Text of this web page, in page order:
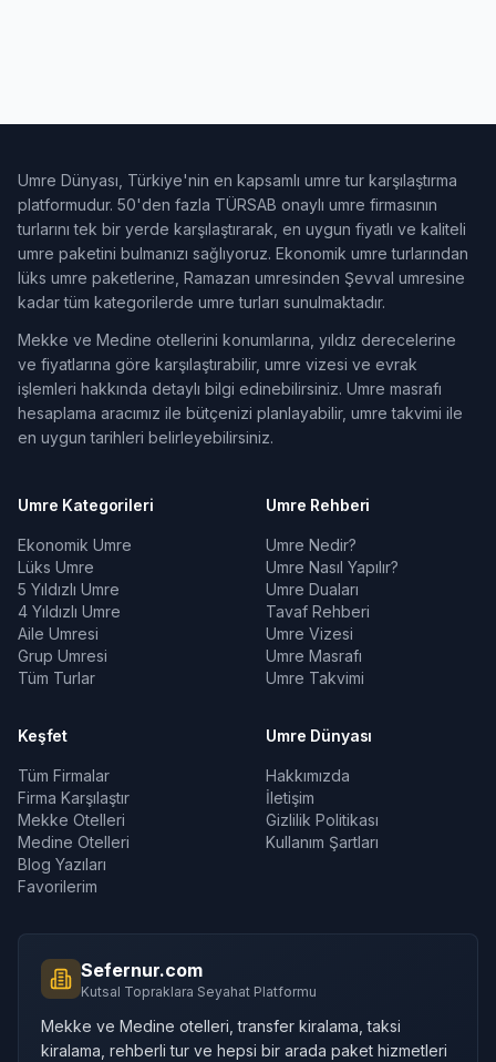
Umre Dünyası, Türkiye'nin en kapsamlı umre tur karşılaştırma
platformudur. 50'den fazla TÜRSAB onaylı umre firmasının
turlarını tek bir yerde karşılaştırarak, en uygun fiyatlı ve kaliteli
umre paketini bulmanızı sağlıyoruz. Ekonomik umre turlarından
lüks umre paketlerine, Ramazan umresinden Şevval umresine
kadar tüm kategorilerde umre turları sunulmaktadır.
Mekke ve Medine otellerini konumlarına, yıldız derecelerine
ve fiyatlarına göre karşılaştırabilir, umre vizesi ve evrak
işlemleri hakkında detaylı bilgi edinebilirsiniz. Umre masrafı
hesaplama aracımız ile bütçenizi planlayabilir, umre takvimi ile
en uygun tarihleri belirleyebilirsiniz.
Umre Kategorileri
Ekonomik Umre
Lüks Umre
5 Yıldızlı Umre
4 Yıldızlı Umre
Aile Umresi
Grup Umresi
Tüm Turlar
Umre Rehberi
Umre Nedir?
Umre Nasıl Yapılır?
Umre Duaları
Tavaf Rehberi
Umre Vizesi
Umre Masrafı
Umre Takvimi
Keşfet
Tüm Firmalar
Firma Karşılaştır
Mekke Otelleri
Medine Otelleri
Blog Yazıları
Favorilerim
Umre Dünyası
Hakkımızda
İletişim
Gizlilik Politikası
Kullanım Şartları
Sefernur.com
Kutsal Topraklara Seyahat Platformu
Mekke ve Medine otelleri, transfer kiralama, taksi
kiralama, rehberli tur ve hepsi bir arada paket hizmetleri